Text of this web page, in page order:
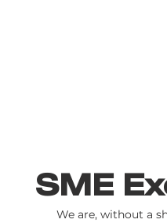
SME
We are, without a